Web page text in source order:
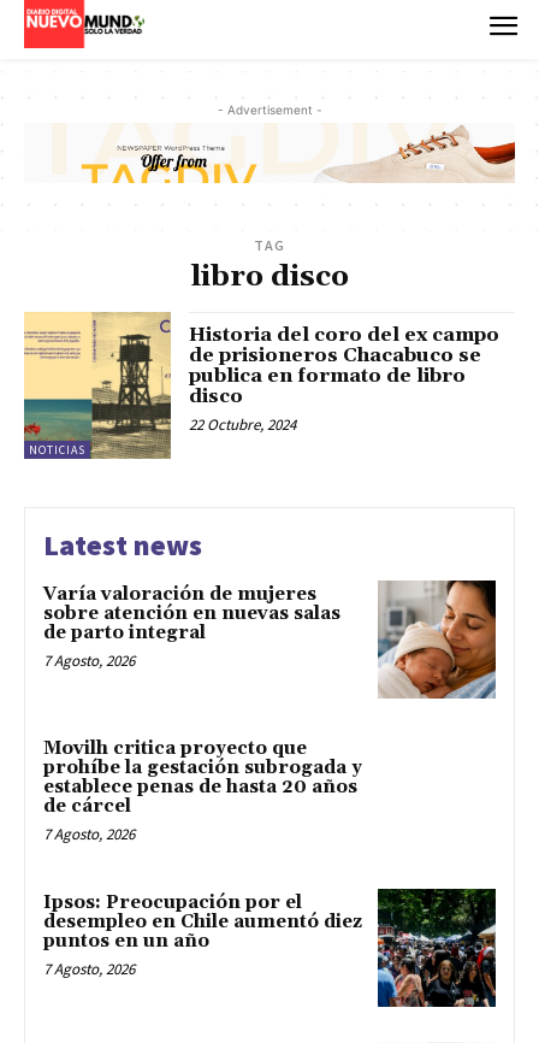
- Advertisement -
TAG
libro disco
NOTICIAS
Historia del coro del ex campo
de prisioneros Chacabuco se
publica en formato de libro
disco
22 Octubre, 2024
Latest news
Varía valoración de mujeres
sobre atención en nuevas salas
de parto integral
7 Agosto, 2026
Movilh critica proyecto que
prohíbe la gestación subrogada y
establece penas de hasta 20 años
de cárcel
7 Agosto, 2026
Ipsos: Preocupación por el
desempleo en Chile aumentó diez
puntos en un año
7 Agosto, 2026